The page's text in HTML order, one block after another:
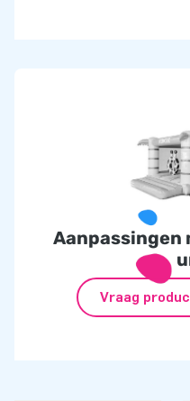
Aanpassingen
Vraag